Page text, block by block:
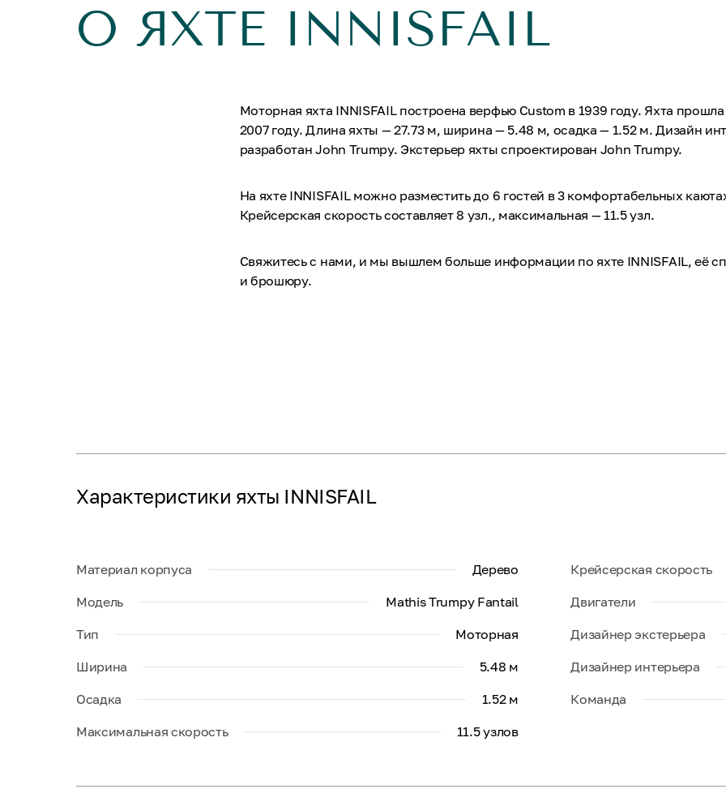
О ЯХТЕ INNISFAIL
Моторная яхта INNISFAIL построена верфью Custom в 1939 году. Яхта
2007 году. Длина яхты — 27.73 м, ширина — 5.48 м, осадка — 1.52 м. Дизайн
разработан John Trumpy. Экстерьер яхты спроектирован John Trumpy.
На яхте INNISFAIL можно разместить до 6 гостей в 3 комфортабельных
Крейсерская скорость составляет 8 узл., максимальная — 11.5 узл.
Свяжитесь с нами, и мы вышлем больше информации по яхте INNISFAIL, её
и брошюру.
Характеристики яхты INNISFAIL
Материал корпуса
Дерево
Модель
Mathis Trumpy Fantail
Тип
Моторная
Ширина
5.48 м
Осадка
1.52 м
Максимальная скорость
11.5 узлов
Крейсерская скорость
Двигатели
Дизайнер экстерьера
Дизайнер интерьера
Команда